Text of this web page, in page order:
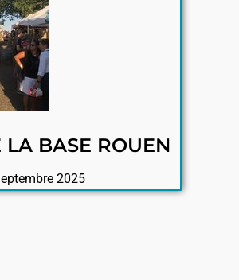
BASE ROUEN
2025